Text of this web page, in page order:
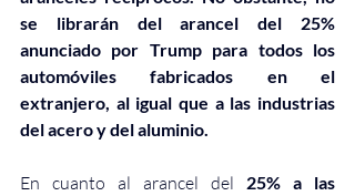
se librarán del arancel del 25%
anunciado por Trump para todos los
automóviles fabricados en el
extranjero, al igual que a las industrias
del acero y del aluminio.
En cuanto al arancel del 25% a las